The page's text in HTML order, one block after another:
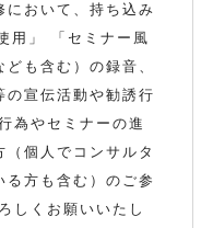
において、持ち込み
用」 「セミナー風
も含む）の録音、
の宣伝活動や勧誘行
為やセミナーの進
個人でコンサルタ
る方も含む）のご参
しくお願いいたし